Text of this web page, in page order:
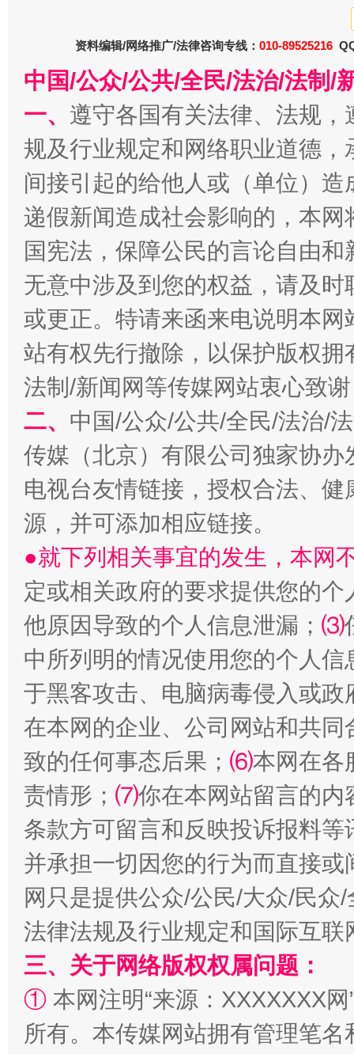
千年窑火 生生不息
受贿1.44亿！段成刚被判无期 从幼
全民健身五年计划来了！等你上场
阿坝州三大球赛在茂县开幕
资料编辑/网络推广/法律咨询专线： 010-89525216
中国/公众/公共/全民/法治/法制/
一、 遵守各国有关法律、法规
规及行业规定和网络职业道德
间接引起的给他人或（单位）
递假新闻造成社会影响的，本
国宪法，保障公民的言论自由
无意中涉及到您的权益，请及
或更正。特请来函来电说明本
站有权先行撤除，以保护版权
法制/新闻网等传媒网站衷心致
二、 中国/公众/公共/全民/法治/
传媒（北京）有限公司独家协
电视台友情链接，授权合法、
源，并可添加相应链接。
●就下列相关事宜的发生，本网
定或相关政府的要求提供您的个
他原因导致的个人信息泄漏； ⑶
中所列明的情况使用您的个人
于黑客攻击、电脑病毒侵入或
在本网的企业、公司网站和共
致的任何事态后果； ⑹本网在各
责情形； ⑺你在本网站留言的内
条款方可留言和反映投诉报料
并承担一切因您的行为而直接
网只是提供公众/公民/大众/民
法律法规及行业规定和国际互
三、关于网络版权权属问题：
① 本网注明“来源：XXXXXXX
所有。本传媒网站拥有管理笔